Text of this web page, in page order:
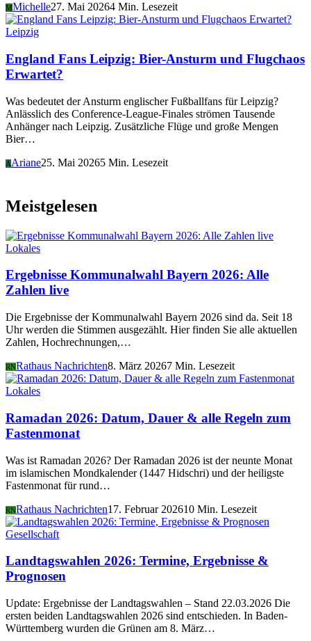
MMichelle27. Mai 20264 Min. Lesezeit
Leipzig
England Fans Leipzig: Bier-Ansturm und Flugchaos
Erwartet?
Was bedeutet der Ansturm englischer Fußballfans für Leipzig?
Anlässlich des Conference-League-Finales strömen Tausende
Anhänger nach Leipzig. Zusätzliche Flüge und große Mengen
Bier…
AAriane25. Mai 20265 Min. Lesezeit
Meistgelesen
Lokales
Ergebnisse Kommunalwahl Bayern 2026: Alle
Zahlen live
Die Ergebnisse der Kommunalwahl Bayern 2026 sind da. Seit 18
Uhr werden die Stimmen ausgezählt. Hier finden Sie alle aktuellen
Zahlen, Hochrechnungen,…
RNRathaus Nachrichten8. März 20267 Min. Lesezeit
Lokales
Ramadan 2026: Datum, Dauer & alle Regeln zum
Fastenmonat
Was ist Ramadan 2026? Der Ramadan 2026 ist der neunte Monat
im islamischen Mondkalender (1447 Hidschri) und der heiligste
Fastenmonat für rund…
RNRathaus Nachrichten17. Februar 202610 Min. Lesezeit
Gesellschaft
Landtagswahlen 2026: Termine, Ergebnisse &
Prognosen
Update: Ergebnisse der Landtagswahlen – Stand 22.03.2026 Die
ersten beiden Landtagswahlen 2026 sind entschieden. In Baden-
Württemberg wurden die Grünen am 8. März…